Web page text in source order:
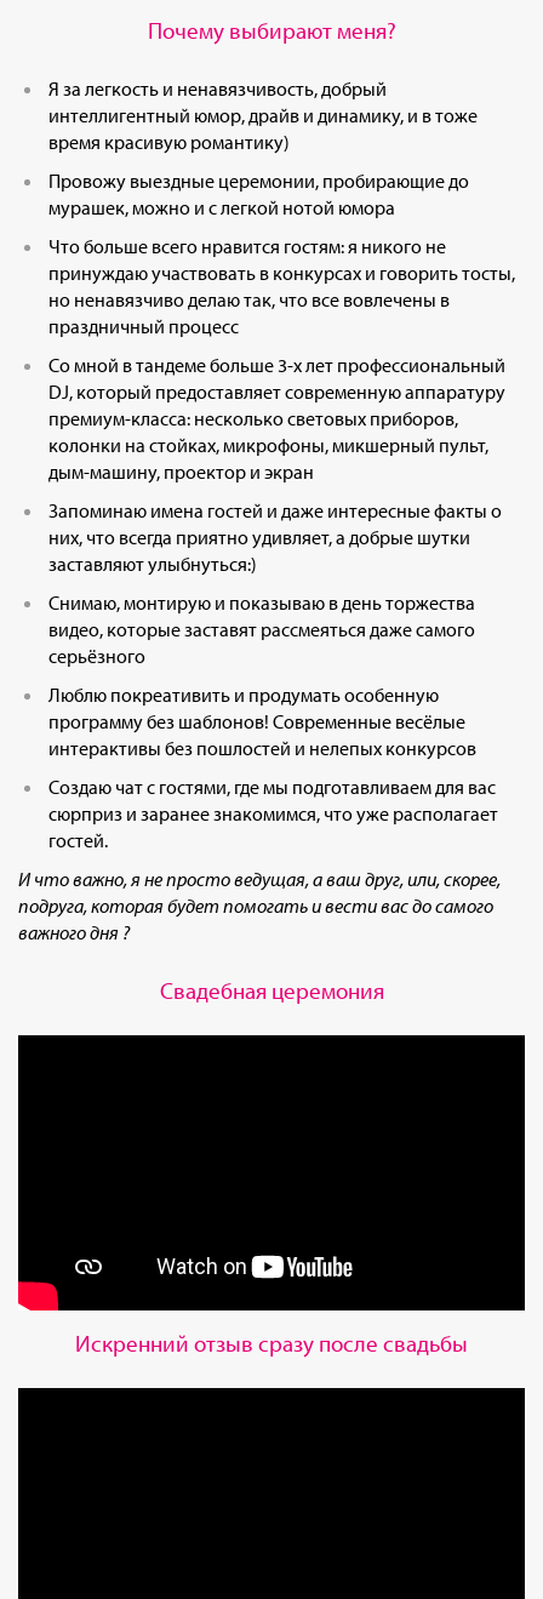
Почему выбирают меня?
Я за легкость и ненавязчивость, добрый
интеллигентный юмор, драйв и динамику, и в тоже
время красивую романтику)
Провожу выездные церемонии, пробирающие до
мурашек, можно и с легкой нотой юмора
Что больше всего нравится гостям: я никого не
принуждаю участвовать в конкурсах и говорить тосты,
но ненавязчиво делаю так, что все вовлечены в
праздничный процесс
Со мной в тандеме больше 3-х лет профессиональный
DJ, который предоставляет современную аппаратуру
премиум-класса: несколько световых приборов,
колонки на стойках, микрофоны, микшерный пульт,
дым-машину, проектор и экран
Запоминаю имена гостей и даже интересные факты о
них, что всегда приятно удивляет, а добрые шутки
заставляют улыбнуться:)
Снимаю, монтирую и показываю в день торжества
видео, которые заставят рассмеяться даже самого
серьёзного
Люблю покреативить и продумать особенную
программу без шаблонов! Современные весёлые
интерактивы без пошлостей и нелепых конкурсов
Создаю чат с гостями, где мы подготавливаем для вас
сюрприз и заранее знакомимся, что уже располагает
гостей.
И что важно, я не просто ведущая, а ваш друг, или, скорее,
подруга, которая будет помогать и вести вас до самого
важного дня ?
Свадебная церемония
Искренний отзыв сразу после свадьбы